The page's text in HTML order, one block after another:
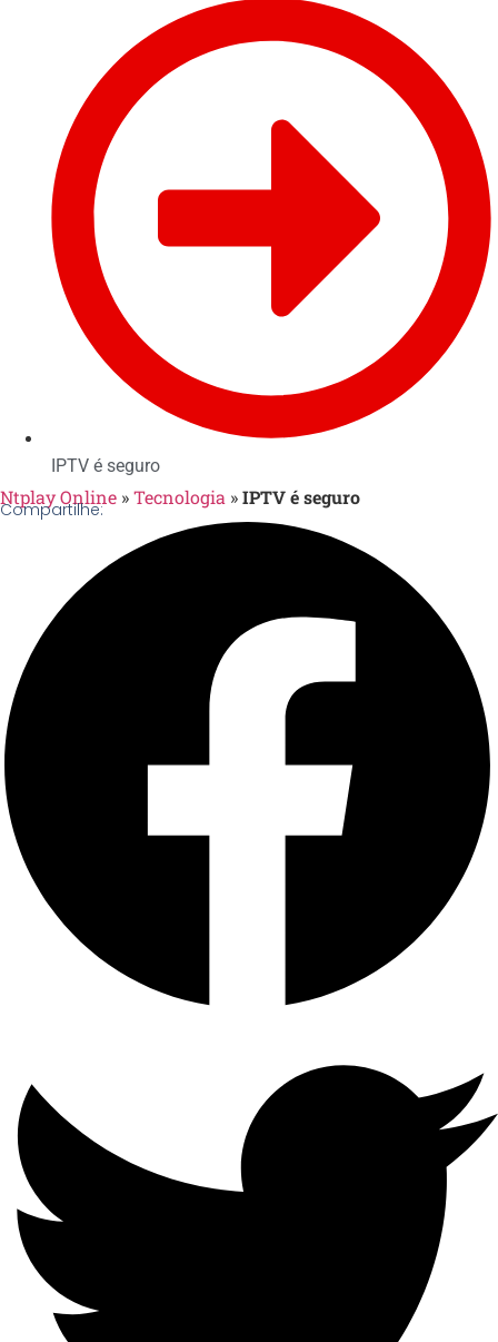
IPTV é seguro
Ntplay Online »Tecnologia »IPTV é seguro
Compartilhe: